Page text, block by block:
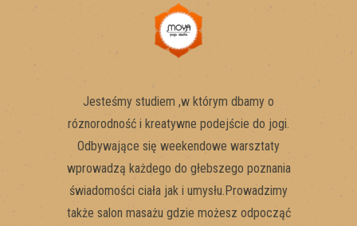
Jesteśmy studiem ,w którym dbamy o
róznorodność i kreatywne podejście do jogi.
Odbywające się weekendowe warsztaty
wprowadzą każdego do głebszego poznania
świadomości ciała jak i umysłu.Prowadzimy
także salon masażu gdzie możesz odpocząć